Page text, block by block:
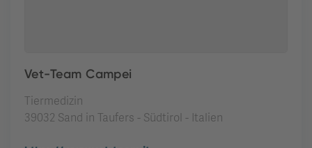
Vet-Team Campei
Tiermedizin
39032 Sand in Taufers - Südtirol - Italien